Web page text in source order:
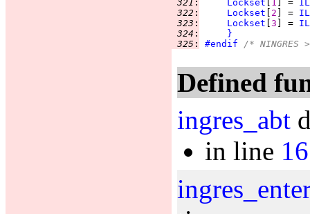
321 : Lockset 1 ] =
322 : Lockset 2 ] =
323 : Lockset 3 ] =
324 :
}
325 : #endif /* NINGRES
Defined
ingres_abt
in line